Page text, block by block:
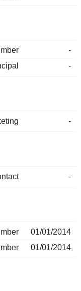
-
-
-
-
01/01/2014
01/01/2014